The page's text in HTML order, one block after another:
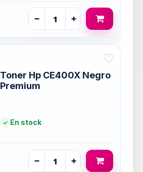
− +
♡
Toner Hp CE400X Negro
Premium
En stock
− +